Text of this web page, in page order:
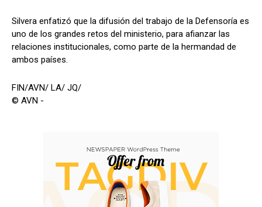
Silvera enfatizó que la difusión del trabajo de la Defensoría es
uno de los grandes retos del ministerio, para afianzar las
relaciones institucionales, como parte de la hermandad de
ambos países.
FIN/AVN/ LA/ JQ/
© AVN -